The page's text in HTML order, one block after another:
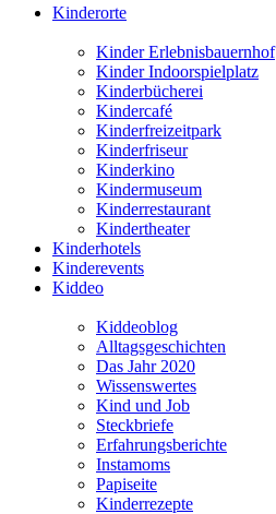
Kinderorte
Kinder Erlebnisbauernhof
Kinder Indoorspielplatz
Kinderbücherei
Kindercafé
Kinderfreizeitpark
Kinderfriseur
Kinderkino
Kindermuseum
Kinderrestaurant
Kindertheater
Kinderhotels
Kinderevents
Kiddeo
Kiddeoblog
Alltagsgeschichten
Das Jahr 2020
Wissenswertes
Kind und Job
Steckbriefe
Erfahrungsberichte
Instamoms
Papiseite
Kinderrezepte